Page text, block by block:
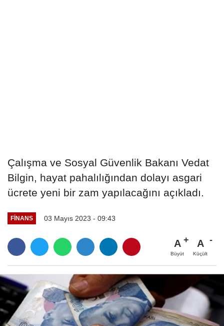
Çalışma ve Sosyal Güvenlik Bakanı Vedat
Bilgin, hayat pahalılığından dolayı asgari
ücrete yeni bir zam yapılacağını açıkladı.
FINANS 03 Mayıs 2023 - 09:43
A
Büyüt
A
Küçült